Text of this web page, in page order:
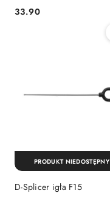
Cena:
33.90
D-Splicer igła F15
PRODUKT NIEDOSTĘPNY